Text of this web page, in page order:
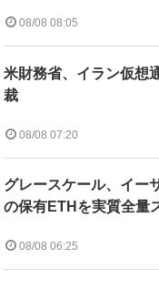
08/08 08:05
米財務省、イラン仮想
裁
08/08 07:20
グレースケール、イー
の保有ETHを実質全量
08/08 06:25